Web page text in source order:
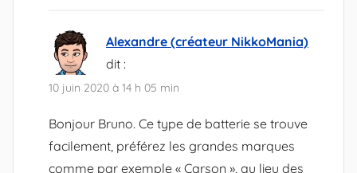
Alexandre (créateur NikkoMania)
dit :
10 juin 2020 à 14 h 05 min
Bonjour Bruno. Ce type de batterie se trouve
facilement, préférez les grandes marques
comme par exemple « Carson », au lieu des